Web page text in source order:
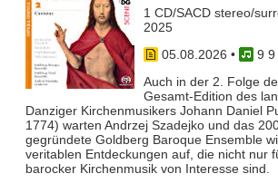
1 CD/SACD stereo/
2025
05.08.2026 •
9 9
Auch in der 2. Folge
Gesamt-Edition des
Danziger Kirchenmusikers Johann Daniel
1774) warten Andrzej Szadejko und das
gegründete Goldberg Baroque Ensemble
veritablen Entdeckungen auf, die nicht nur
barocker Kirchenmusik von Interesse sind.